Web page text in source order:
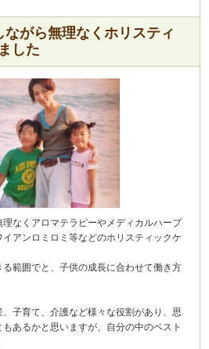
がら無理なくホリスティ
した
なくアロマテラピーやメディカルハーブ
アンロミロミ等などのホリスティックケ
範囲でと、子供の成長に合わせて働き方
子育て、介護など様々な役割があり、思
あるかと思いますが、自分の中のベスト